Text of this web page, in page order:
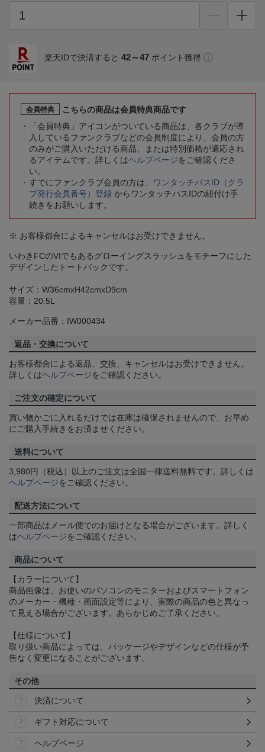
楽天IDで決済すると 42～47 ポイント獲得
会員特典
こちらの商品は会員特典商品です
「会員特典」アイコンがついている商品は、各クラブが導
入しているファンクラブなどの会員制度により、会員の方
のみがご購入いただける商品、または特別価格が適応され
るアイテムです。詳しくはヘルプページをご確認くださ
い。
すでにファンクラブ会員の方は、
ワンタッチパスID（クラ
ブ発行会員番号）登録 からワンタッチパスIDの紐付け手
続きをお願いします。
※ お客様都合によるキャンセルはお受けできません。
いわきFCのVIでもあるグローイングスラッシュをモチーフにした
デザインしたトートバックです。
サイズ：W36cmxH42cmxD9cm
容量：20.5L
メーカー品番：IW000434
返品・交換について
お客様都合による返品、交換、キャンセルはお受けできません。
詳しくはヘルプページをご確認ください。
ご注文の確定について
買い物かごに入れるだけでは在庫は確保されませんので、お早め
にご購入手続きをお済ませください。
送料について
3,980円（税込）以上のご注文は全国一律送料無料です。詳しくは
ヘルプページをご確認ください。
配送方法について
一部商品はメール便でのお届けとなる場合がございます。詳しく
はヘルプページをご確認ください。
商品について
【カラーについて】
商品画像は、お使いのパソコンのモニターおよびスマートフォン
のメーカー・機種・画面設定等により、実際の商品の色と異なっ
て見える場合がございます。あらかじめご了承ください。
【仕様について】
取り扱い商品によっては、パッケージやデザインなどの仕様が予
告なく変更になることがございます。
その他
決済について
ギフト対応について
ヘルプページ